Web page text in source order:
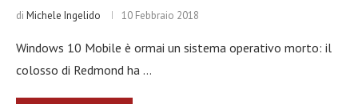
di Michele Ingelido 10 Febbraio 2018
Windows 10 Mobile è ormai un sistema operativo morto: il
colosso di Redmond ha …